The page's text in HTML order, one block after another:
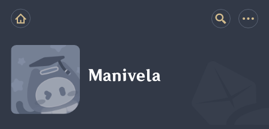
Manivela